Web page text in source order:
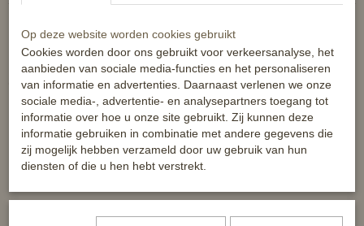
Ook interessant
Op deze website worden cookies gebruikt
Cookies worden door ons gebruikt voor verkeersanalyse, het
aanbieden van sociale media-functies en het personaliseren
van informatie en advertenties. Daarnaast verlenen we onze
sociale media-, advertentie- en analysepartners toegang tot
informatie over hoe u onze site gebruikt. Zij kunnen deze
informatie gebruiken in combinatie met andere gegevens die
zij mogelijk hebben verzameld door uw gebruik van hun
diensten of die u hen hebt verstrekt.